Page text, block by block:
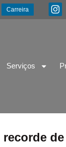
Carreira
Serviços